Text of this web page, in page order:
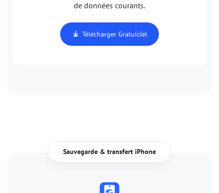
de données courants.
Télécharger Gratuiciel
Sauvegarde & transfert iPhone